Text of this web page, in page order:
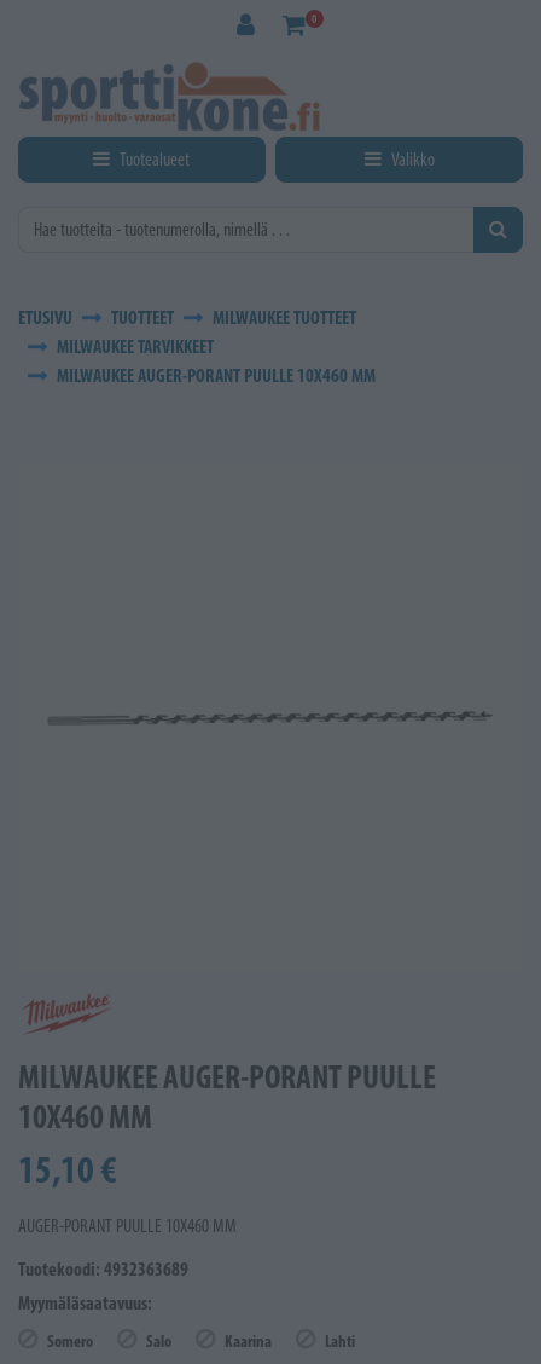
0
Tuotealueet Valikko
ETUSIVU TUOTTEET
MILWAUKEE TUOTTEET
MILWAUKEE TARVIKKEET
MILWAUKEE AUGER-PORANT PUULLE 10X460 MM
MILWAUKEE AUGER-PORANT PUULLE
10X460 MM
15,10 €
AUGER-PORANT PUULLE 10X460 MM
Tuotekoodi: 4932363689
Myymäläsaatavuus:
Somero Salo Kaarina
Lahti